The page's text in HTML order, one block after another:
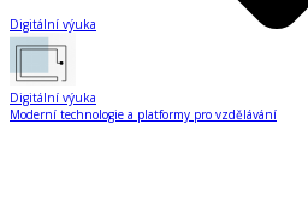
Digitální výuka
Digitální výuka
Moderní technologie a platformy pro vzdělávání